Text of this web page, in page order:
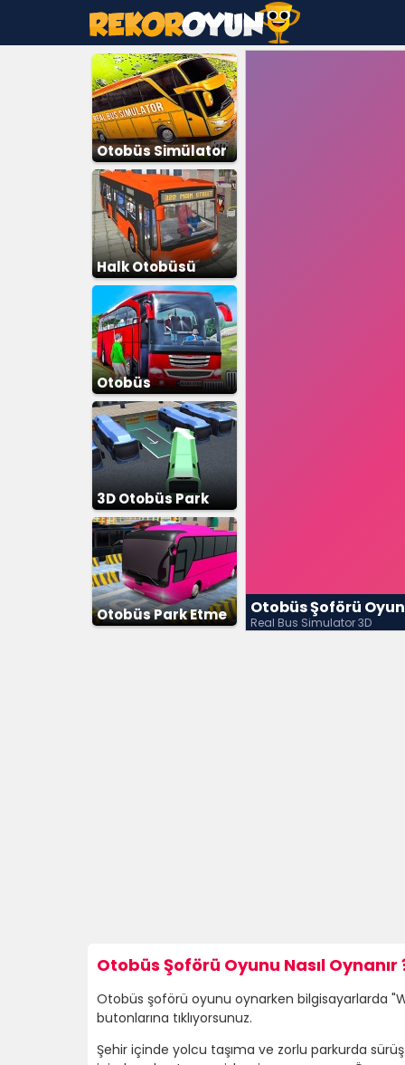
Otobüs Simülator
Halk Otobüsü
Otobüs
Simülasyonu
3D Otobüs Park
Etme
Otobüs Park Etme
Otobüs Şoförü
Real Bus Simulator 3D
Otobüs Şoförü Oyunu Nasıl Oynanır
Otobüs şoförü oyunu oynarken bilgisayarlarda
butonlarına tıklıyorsunuz.
Şehir içinde yolcu taşıma ve zorlu parkurda